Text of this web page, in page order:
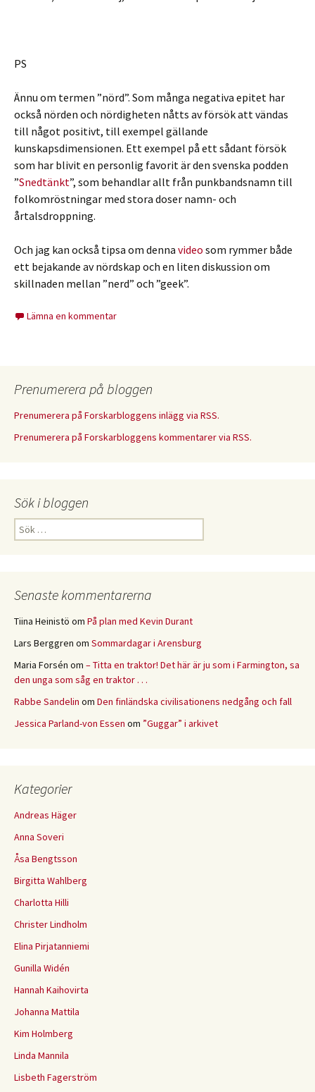
PS
Ännu om termen ”nörd”. Som många negativa epitet har
också nörden och nördigheten nåtts av försök att vändas
till något positivt, till exempel gällande
kunskapsdimensionen. Ett exempel på ett sådant försök
som har blivit en personlig favorit är den svenska podden
”Snedtänkt”, som behandlar allt från punkbandsnamn till
folkomröstningar med stora doser namn- och
årtalsdroppning.
Och jag kan också tipsa om denna video som rymmer både
ett bejakande av nördskap och en liten diskussion om
skillnaden mellan ”nerd” och ”geek”.
Lämna en kommentar
Prenumerera på bloggen
Prenumerera på Forskarbloggens inlägg via RSS.
Prenumerera på Forskarbloggens kommentarer via RSS.
Sök i bloggen
Sök
efter:
Senaste kommentarerna
Tiina Heinistö om På plan med Kevin Durant
Lars Berggren om Sommardagar i Arensburg
Maria Forsén om – Titta en traktor! Det här är ju som i Farmington, sa
den unga som såg en traktor . . .
Rabbe Sandelin om Den finländska civilisationens nedgång och fall
Jessica Parland-von Essen om ”Guggar” i arkivet
Kategorier
Andreas Häger
Anna Soveri
Åsa Bengtsson
Birgitta Wahlberg
Charlotta Hilli
Christer Lindholm
Elina Pirjatanniemi
Gunilla Widén
Hannah Kaihovirta
Johanna Mattila
Kim Holmberg
Linda Mannila
Lisbeth Fagerström